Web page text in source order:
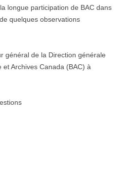
longue participation de BAC dans
quelques observations
général de la Direction générale
Archives Canada (BAC) à